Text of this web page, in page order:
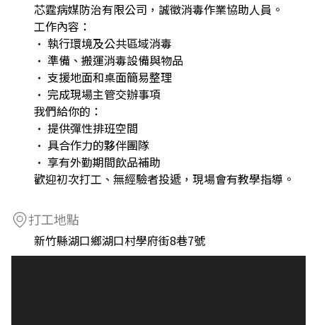
芯霆病媒防治有限公司，誠徵消毒作業協助人員。
工作內容：
• 執行環境及公共區域消毒
• 準備、搬運消毒設備與物品
• 支援地面和桌面簡易整理
• 完成現場主管交辦事項
我們給你的：
• 提供彈性排班空間
• 具合作力的夥伴團隊
• 享有外勤期間飲品補助
歡迎初次打工、無經驗者投遞，現場會有教學指導。
打工地點
新竹縣湖口鄉湖口村學府街8巷7號